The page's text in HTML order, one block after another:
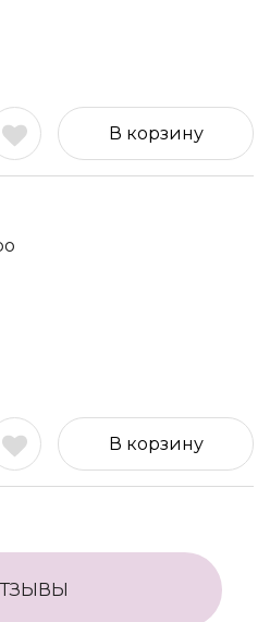
В корзину
В корзину